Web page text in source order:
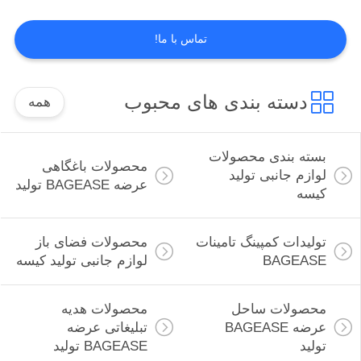
PRIVACY
محصولات ساحل
عرضه BAGEASE
تولید
88
محصولات هدیه
تبلیغاتی عرضه
BAGEASE تولید
تماس با ما!
دسته بندی های محبوب همه
بسته بندی محصولات
لوازم جانبی تولید
کیسه
محصولات باغگاهی
عرضه BAGEASE تولید
تولیدات کمپینگ تامینات
BAGEASE
محصولات فضای باز
لوازم جانبی تولید کیسه
محصولات ساحل
عرضه BAGEASE
تولید
محصولات هدیه
تبلیغاتی عرضه
BAGEASE تولید